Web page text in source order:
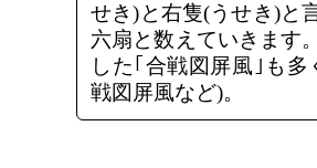
せき)と右隻(うせき)と
六扇と数えていきます
した｢合戦図屏風｣も
戦図屏風など)。